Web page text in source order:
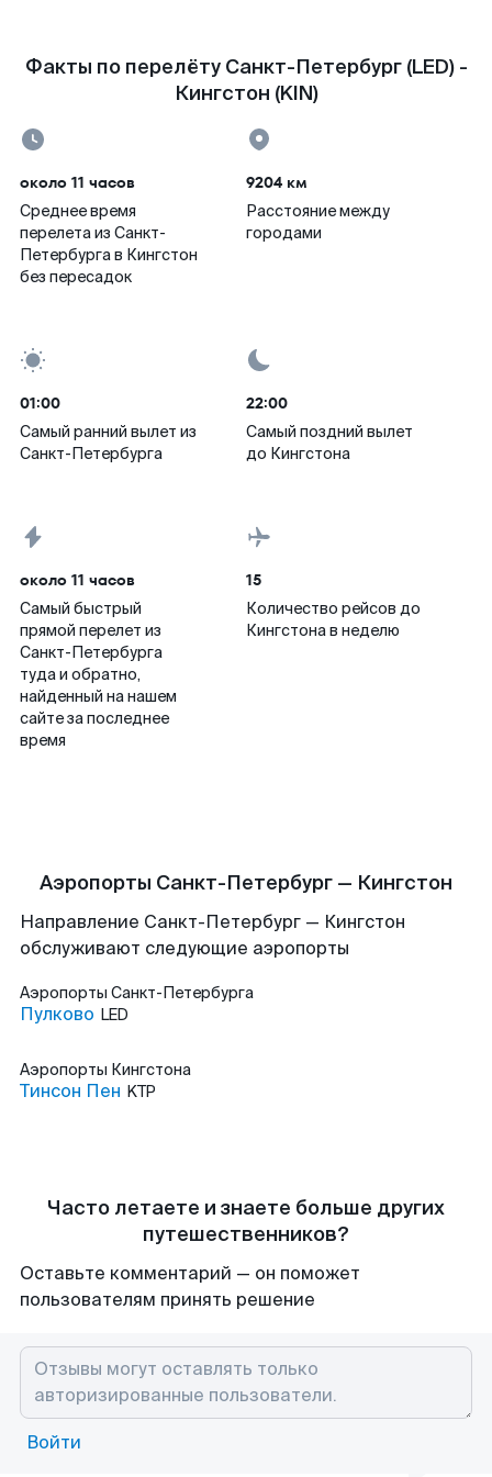
Факты по перелёту Санкт-Петербург (LED) -
Кингстон (KIN)
около 11 часов
Среднее время
перелета из Санкт-
Петербурга в Кингстон
без пересадок
9204 км
Расстояние между
городами
01:00
Самый ранний вылет из
Санкт-Петербурга
22:00
Самый поздний вылет
до Кингстона
около 11 часов
Самый быстрый
прямой перелет из
Санкт-Петербурга
туда и обратно,
найденный на нашем
сайте за последнее
время
15
Количество рейсов до
Кингстона в неделю
Аэропорты Санкт-Петербург — Кингстон
Направление Санкт-Петербург — Кингстон
обслуживают следующие аэропорты
Аэропорты Санкт-Петербурга
Пулково LED
Аэропорты Кингстона
Тинсон Пен KTP
Часто летаете и знаете больше других
путешественников?
Оставьте комментарий — он поможет
пользователям принять решение
Войти